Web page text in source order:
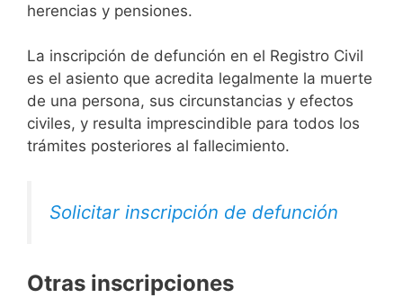
herencias y pensiones.
La inscripción de defunción en el Registro Civil
es el asiento que acredita legalmente la muerte
de una persona, sus circunstancias y efectos
civiles, y resulta imprescindible para todos los
trámites posteriores al fallecimiento.
Solicitar inscripción de defunción
Otras inscripciones